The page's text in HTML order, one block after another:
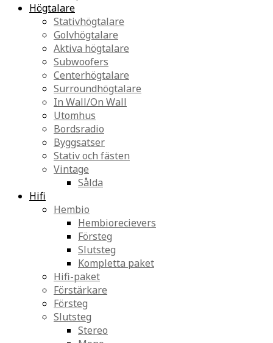
Högtalare
Stativhögtalare
Golvhögtalare
Aktiva högtalare
Subwoofers
Centerhögtalare
Surroundhögtalare
In Wall/On Wall
Utomhus
Bordsradio
Byggsatser
Stativ och fästen
Vintage
Sålda
Hifi
Hembio
Hembiorecievers
Försteg
Slutsteg
Kompletta paket
Hifi-paket
Förstärkare
Försteg
Slutsteg
Stereo